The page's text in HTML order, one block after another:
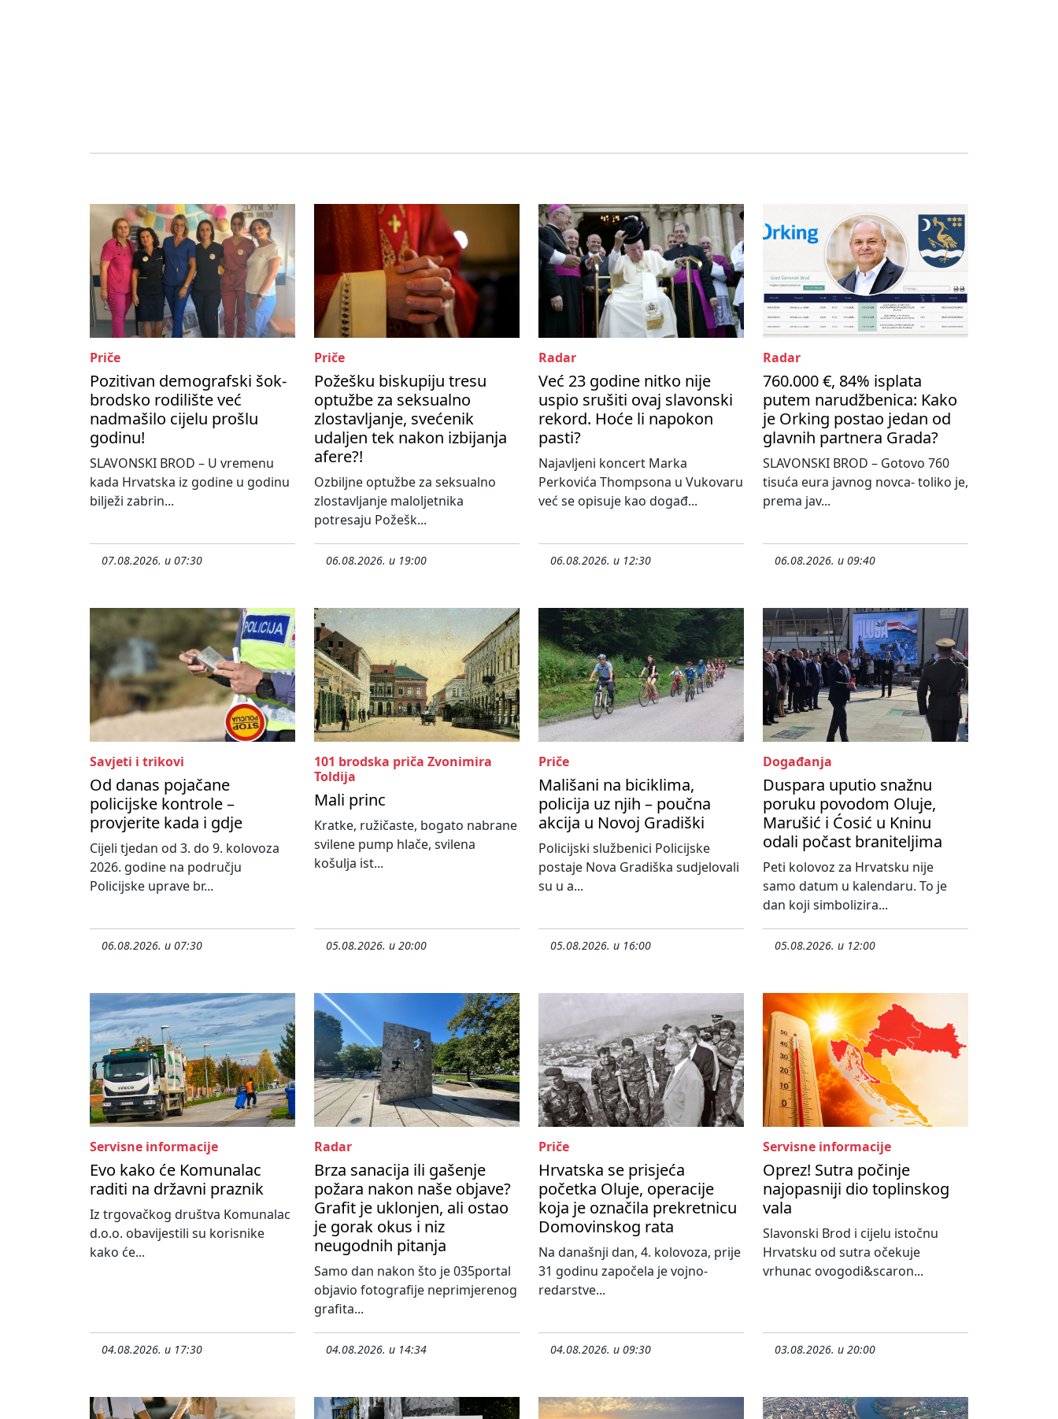
Priče
Pozitivan demografski šok-
brodsko rodilište već
nadmašilo cijelu prošlu
godinu!
SLAVONSKI BROD – U vremenu
kada Hrvatska iz godine u godinu
bilježi zabrin...
07.08.2026. u 07:30
Priče
Požešku biskupiju tresu
optužbe za seksualno
zlostavljanje, svećenik
udaljen tek nakon izbijanja
afere?!
Ozbiljne optužbe za seksualno
zlostavljanje maloljetnika
potresaju Požešk...
06.08.2026. u 19:00
Radar
Već 23 godine nitko nije
uspio srušiti ovaj slavonski
rekord. Hoće li napokon
pasti?
Najavljeni koncert Marka
Perkovića Thompsona u Vukovaru
već se opisuje kao događ...
06.08.2026. u 12:30
Radar
760.000 €, 84% isplata
putem narudžbenica: Kako
je Orking postao jedan od
glavnih partnera Grada?
SLAVONSKI BROD – Gotovo 760
tisuća eura javnog novca- toliko je,
prema jav...
06.08.2026. u 09:40
Savjeti i trikovi
Od danas pojačane
policijske kontrole –
provjerite kada i gdje
Cijeli tjedan od 3. do 9. kolovoza
2026. godine na području
Policijske uprave br...
06.08.2026. u 07:30
101 brodska priča Zvonimira
Toldija
Mali princ
Kratke, ružičaste, bogato nabrane
svilene pump hlače, svilena
košulja ist...
05.08.2026. u 20:00
Priče
Mališani na biciklima,
policija uz njih – poučna
akcija u Novoj Gradiški
Policijski službenici Policijske
postaje Nova Gradiška sudjelovali
su u a...
05.08.2026. u 16:00
Događanja
Duspara uputio snažnu
poruku povodom Oluje,
Marušić i Ćosić u Kninu
odali počast braniteljima
Peti kolovoz za Hrvatsku nije
samo datum u kalendaru. To je
dan koji simbolizira...
05.08.2026. u 12:00
Servisne informacije
Evo kako će Komunalac
raditi na državni praznik
Iz trgovačkog društva Komunalac
d.o.o. obavijestili su korisnike
kako će...
04.08.2026. u 17:30
Radar
Brza sanacija ili gašenje
požara nakon naše objave?
Grafit je uklonjen, ali ostao
je gorak okus i niz
neugodnih pitanja
Samo dan nakon što je 035portal
objavio fotografije neprimjerenog
grafita...
04.08.2026. u 14:34
Priče
Hrvatska se prisjeća
početka Oluje, operacije
koja je označila prekretnicu
Domovinskog rata
Na današnji dan, 4. kolovoza, prije
31 godinu započela je vojno-
redarstve...
04.08.2026. u 09:30
Servisne informacije
Oprez! Sutra počinje
najopasniji dio toplinskog
vala
Slavonski Brod i cijelu istočnu
Hrvatsku od sutra očekuje
vrhunac ovogodi&scaron...
03.08.2026. u 20:00